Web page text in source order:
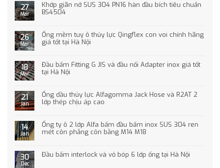
27
Mar
Khớp giãn nở SUS 304 PN16 hàn đầu bích tiêu chuẩn
BS4504
26
Mar
Ống mềm tuy ô thủy lực Qingflex con voi chính hãng
giá tốt tại Hà Nội
18
Mar
Đầu bấm Fitting G JIS và đầu nối Adapter inox giá tốt
tại Hà Nội
21
Jan
Ống dầu thủy lực Alfagomma Jack Hose và R2AT 2
lớp thép chịu áp cao
14
Jan
Ống ty ô 2 lớp Alfa bấm đầu bấm inox SUS 304 ren
mét côn phẳng côn bằng M14 M18
30
Dec
Đầu bấm interlock và vỏ bóp 6 lớp ống tại Hà Nội